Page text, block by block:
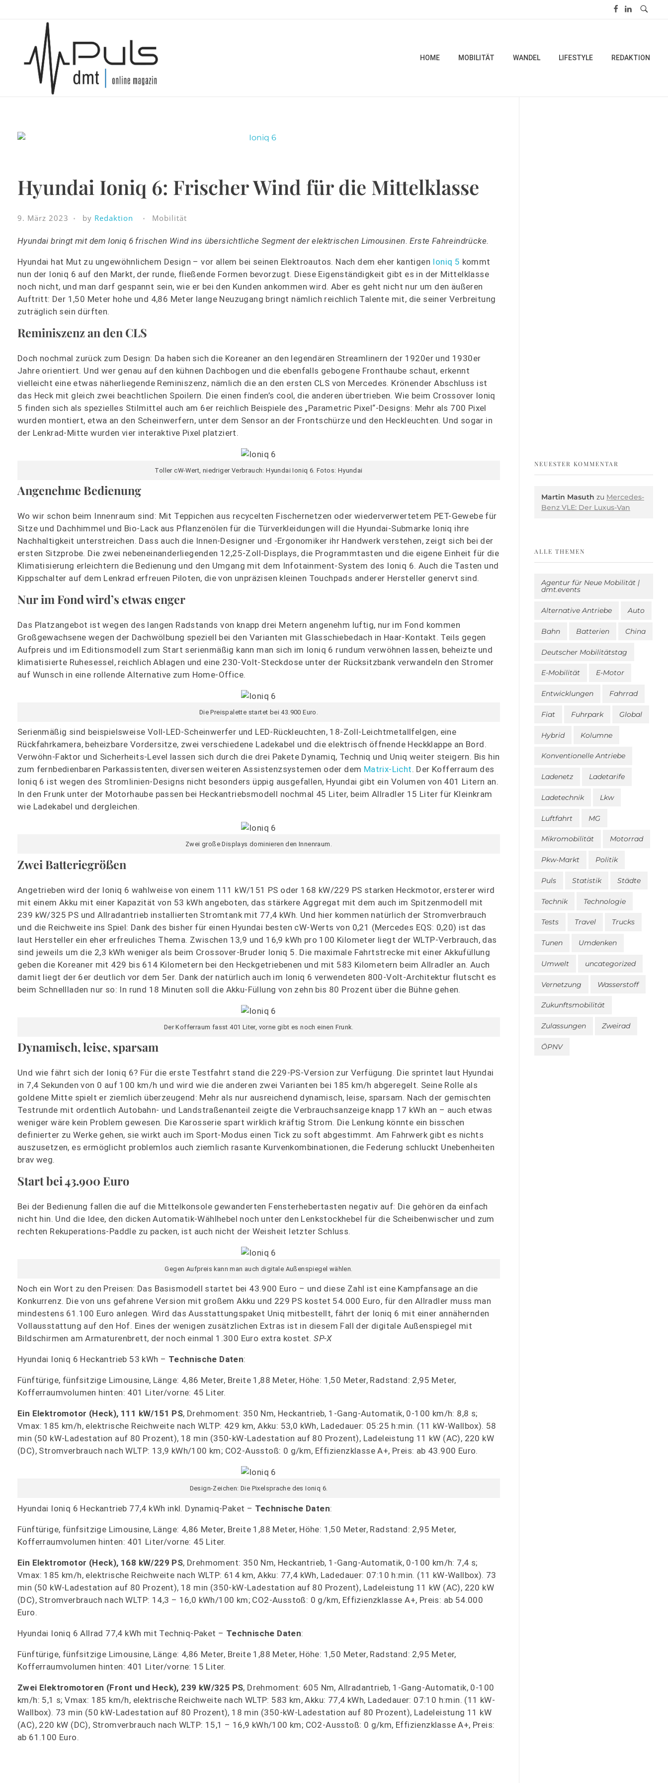
Puls Magazin
Zukunft der Mobilität
HOME MOBILITÄT WANDEL LIFESTYLE REDAKTION
Hyundai Ioniq 6: Frischer Wind für die Mittelklasse
9. März 2023 by Redaktion Mobilität
Hyundai bringt mit dem Ioniq 6 frischen Wind ins übersichtliche Segment der elektrischen Limousinen. Erste Fahreindrücke.
Hyundai hat Mut zu ungewöhnlichem Design – vor allem bei seinen Elektroautos. Nach dem eher kantigen Ioniq 5 kommt
nun der Ioniq 6 auf den Markt, der runde, fließende Formen bevorzugt. Diese Eigenständigkeit gibt es in der Mittelklasse
noch nicht, und man darf gespannt sein, wie er bei den Kunden ankommen wird. Aber es geht nicht nur um den äußeren
Auftritt: Der 1,50 Meter hohe und 4,86 Meter lange Neuzugang bringt nämlich reichlich Talente mit, die seiner Verbreitung
zuträglich sein dürften.
Reminiszenz an den CLS
Doch nochmal zurück zum Design: Da haben sich die Koreaner an den legendären Streamlinern der 1920er und 1930er
Jahre orientiert. Und wer genau auf den kühnen Dachbogen und die ebenfalls gebogene Fronthaube schaut, erkennt
vielleicht eine etwas näherliegende Reminiszenz, nämlich die an den ersten CLS von Mercedes. Krönender Abschluss ist
das Heck mit gleich zwei beachtlichen Spoilern. Die einen finden’s cool, die anderen übertrieben. Wie beim Crossover Ioniq
5 finden sich als spezielles Stilmittel auch am 6er reichlich Beispiele des „Parametric Pixel“-Designs: Mehr als 700 Pixel
wurden montiert, etwa an den Scheinwerfern, unter dem Sensor an der Frontschürze und den Heckleuchten. Und sogar in
der Lenkrad-Mitte wurden vier interaktive Pixel platziert.
Toller cW-Wert, niedriger Verbrauch: Hyundai Ioniq 6. Fotos: Hyundai
Angenehme Bedienung
Wo wir schon beim Innenraum sind: Mit Teppichen aus recycelten Fischernetzen oder wiederverwertetem PET-Gewebe für
Sitze und Dachhimmel und Bio-Lack aus Pflanzenölen für die Türverkleidungen will die Hyundai-Submarke Ioniq ihre
Nachhaltigkeit unterstreichen. Dass auch die Innen-Designer und -Ergonomiker ihr Handwerk verstehen, zeigt sich bei der
ersten Sitzprobe. Die zwei nebeneinanderliegenden 12,25-Zoll-Displays, die Programmtasten und die eigene Einheit für die
Klimatisierung erleichtern die Bedienung und den Umgang mit dem Infotainment-System des Ioniq 6. Auch die Tasten und
Kippschalter auf dem Lenkrad erfreuen Piloten, die von unpräzisen kleinen Touchpads anderer Hersteller genervt sind.
Nur im Fond wird’s etwas enger
Das Platzangebot ist wegen des langen Radstands von knapp drei Metern angenehm luftig, nur im Fond kommen
Großgewachsene wegen der Dachwölbung speziell bei den Varianten mit Glasschiebedach in Haar-Kontakt. Teils gegen
Aufpreis und im Editionsmodell zum Start serienmäßig kann man sich im Ioniq 6 rundum verwöhnen lassen, beheizte und
klimatisierte Ruhesessel, reichlich Ablagen und eine 230-Volt-Steckdose unter der Rücksitzbank verwandeln den Stromer
auf Wunsch in eine rollende Alternative zum Home-Office.
Die Preispalette startet bei 43.900 Euro.
Serienmäßig sind beispielsweise Voll-LED-Scheinwerfer und LED-Rückleuchten, 18-Zoll-Leichtmetallfelgen, eine
Rückfahrkamera, beheizbare Vordersitze, zwei verschiedene Ladekabel und die elektrisch öffnende Heckklappe an Bord.
Verwöhn-Faktor und Sicherheits-Level lassen sich durch die drei Pakete Dynamiq, Techniq und Uniq weiter steigern. Bis hin
zum fernbedienbaren Parkassistenten, diversen weiteren Assistenzsystemen oder dem Matrix-Licht. Der Kofferraum des
Ioniq 6 ist wegen des Stromlinien-Designs nicht besonders üppig ausgefallen, Hyundai gibt ein Volumen von 401 Litern an.
In den Frunk unter der Motorhaube passen bei Heckantriebsmodell nochmal 45 Liter, beim Allradler 15 Liter für Kleinkram
wie Ladekabel und dergleichen.
Zwei große Displays dominieren den Innenraum.
Zwei Batteriegrößen
Angetrieben wird der Ioniq 6 wahlweise von einem 111 kW/151 PS oder 168 kW/229 PS starken Heckmotor, ersterer wird
mit einem Akku mit einer Kapazität von 53 kWh angeboten, das stärkere Aggregat mit dem auch im Spitzenmodell mit
239 kW/325 PS und Allradantrieb installierten Stromtank mit 77,4 kWh. Und hier kommen natürlich der Stromverbrauch
und die Reichweite ins Spiel: Dank des bisher für einen Hyundai besten cW-Werts von 0,21 (Mercedes EQS: 0,20) ist das
laut Hersteller ein eher erfreuliches Thema. Zwischen 13,9 und 16,9 kWh pro 100 Kilometer liegt der WLTP-Verbrauch, das
sind jeweils um die 2,3 kWh weniger als beim Crossover-Bruder Ioniq 5. Die maximale Fahrtstrecke mit einer Akkufüllung
geben die Koreaner mit 429 bis 614 Kilometern bei den Heckgetriebenen und mit 583 Kilometern beim Allradler an. Auch
damit liegt der 6er deutlich vor dem 5er. Dank der natürlich auch im Ioniq 6 verwendeten 800-Volt-Architektur flutscht es
beim Schnellladen nur so: In rund 18 Minuten soll die Akku-Füllung von zehn bis 80 Prozent über die Bühne gehen.
Der Kofferraum fasst 401 Liter, vorne gibt es noch einen Frunk.
Dynamisch, leise, sparsam
Und wie fährt sich der Ioniq 6? Für die erste Testfahrt stand die 229-PS-Version zur Verfügung. Die sprintet laut Hyundai
in 7,4 Sekunden von 0 auf 100 km/h und wird wie die anderen zwei Varianten bei 185 km/h abgeregelt. Seine Rolle als
goldene Mitte spielt er ziemlich überzeugend: Mehr als nur ausreichend dynamisch, leise, sparsam. Nach der gemischten
Testrunde mit ordentlich Autobahn- und Landstraßenanteil zeigte die Verbrauchsanzeige knapp 17 kWh an – auch etwas
weniger wäre kein Problem gewesen. Die Karosserie spart wirklich kräftig Strom. Die Lenkung könnte ein bisschen
definierter zu Werke gehen, sie wirkt auch im Sport-Modus einen Tick zu soft abgestimmt. Am Fahrwerk gibt es nichts
auszusetzen, es ermöglicht problemlos auch ziemlich rasante Kurvenkombinationen, die Federung schluckt Unebenheiten
brav weg.
Start bei 43.900 Euro
Bei der Bedienung fallen die auf die Mittelkonsole gewanderten Fensterhebertasten negativ auf: Die gehören da einfach
nicht hin. Und die Idee, den dicken Automatik-Wählhebel noch unter den Lenkstockhebel für die Scheibenwischer und zum
rechten Rekuperations-Paddle zu packen, ist auch nicht der Weisheit letzter Schluss.
Gegen Aufpreis kann man auch digitale Außenspiegel wählen.
Noch ein Wort zu den Preisen: Das Basismodell startet bei 43.900 Euro – und diese Zahl ist eine Kampfansage an die
Konkurrenz. Die von uns gefahrene Version mit großem Akku und 229 PS kostet 54.000 Euro, für den Allradler muss man
mindestens 61.100 Euro anlegen. Wird das Ausstattungspaket Uniq mitbestellt, fährt der Ioniq 6 mit einer annähernden
Vollausstattung auf den Hof. Eines der wenigen zusätzlichen Extras ist in diesem Fall der digitale Außenspiegel mit
Bildschirmen am Armaturenbrett, der noch einmal 1.300 Euro extra kostet.SP-X
Hyundai Ioniq 6 Heckantrieb 53 kWh – Technische Daten:
Fünftürige, fünfsitzige Limousine, Länge: 4,86 Meter, Breite 1,88 Meter, Höhe: 1,50 Meter, Radstand: 2,95 Meter,
Kofferraumvolumen hinten: 401 Liter/vorne: 45 Liter.
Ein Elektromotor (Heck), 111 kW/151 PS, Drehmoment: 350 Nm, Heckantrieb, 1-Gang-Automatik, 0-100 km/h: 8,8 s;
Vmax: 185 km/h, elektrische Reichweite nach WLTP: 429 km, Akku: 53,0 kWh, Ladedauer: 05:25 h:min. (11 kW-Wallbox). 58
min (50 kW-Ladestation auf 80 Prozent), 18 min (350-kW-Ladestation auf 80 Prozent), Ladeleistung 11 kW (AC), 220 kW
(DC), Stromverbrauch nach WLTP: 13,9 kWh/100 km; CO2-Ausstoß: 0 g/km, Effizienzklasse A+, Preis: ab 43.900 Euro.
Design-Zeichen: Die Pixelsprache des Ioniq 6.
Hyundai Ioniq 6 Heckantrieb 77,4 kWh inkl. Dynamiq-Paket – Technische Daten:
Fünftürige, fünfsitzige Limousine, Länge: 4,86 Meter, Breite 1,88 Meter, Höhe: 1,50 Meter, Radstand: 2,95 Meter,
Kofferraumvolumen hinten: 401 Liter/vorne: 45 Liter.
Ein Elektromotor (Heck), 168 kW/229 PS, Drehmoment: 350 Nm, Heckantrieb, 1-Gang-Automatik, 0-100 km/h: 7,4 s;
Vmax: 185 km/h, elektrische Reichweite nach WLTP: 614 km, Akku: 77,4 kWh, Ladedauer: 07:10 h:min. (11 kW-Wallbox). 73
min (50 kW-Ladestation auf 80 Prozent), 18 min (350-kW-Ladestation auf 80 Prozent), Ladeleistung 11 kW (AC), 220 kW
(DC), Stromverbrauch nach WLTP: 14,3 – 16,0 kWh/100 km; CO2-Ausstoß: 0 g/km, Effizienzklasse A+, Preis: ab 54.000
Euro.
Hyundai Ioniq 6 Allrad 77,4 kWh mit Techniq-Paket – Technische Daten:
Fünftürige, fünfsitzige Limousine, Länge: 4,86 Meter, Breite 1,88 Meter, Höhe: 1,50 Meter, Radstand: 2,95 Meter,
Kofferraumvolumen hinten: 401 Liter/vorne: 15 Liter.
Zwei Elektromotoren (Front und Heck), 239 kW/325 PS, Drehmoment: 605 Nm, Allradantrieb, 1-Gang-Automatik, 0-100
km/h: 5,1 s; Vmax: 185 km/h, elektrische Reichweite nach WLTP: 583 km, Akku: 77,4 kWh, Ladedauer: 07:10 h:min. (11 kW-
Wallbox). 73 min (50 kW-Ladestation auf 80 Prozent), 18 min (350-kW-Ladestation auf 80 Prozent), Ladeleistung 11 kW
(AC), 220 kW (DC), Stromverbrauch nach WLTP: 15,1 – 16,9 kWh/100 km; CO2-Ausstoß: 0 g/km, Effizienzklasse A+, Preis:
ab 61.100 Euro.
NEUESTER KOMMENTAR
Martin Masuth zu Mercedes-
Benz VLE: Der Luxus-Van
ALLE THEMEN
Agentur für Neue Mobilität |
dmt.events
Alternative Antriebe Auto
Bahn Batterien China
Deutscher Mobilitätstag
E-Mobilität E-Motor
Entwicklungen Fahrrad
Fiat Fuhrpark Global
Hybrid Kolumne
Konventionelle Antriebe
Ladenetz Ladetarife
Ladetechnik Lkw
Luftfahrt MG
Mikromobilität Motorrad
Pkw-Markt Politik
Puls Statistik Städte
Technik Technologie
Tests Travel Trucks
Tunen Umdenken
Umwelt uncategorized
Vernetzung Wasserstoff
Zukunftsmobilität
Zulassungen Zweirad
ÖPNV